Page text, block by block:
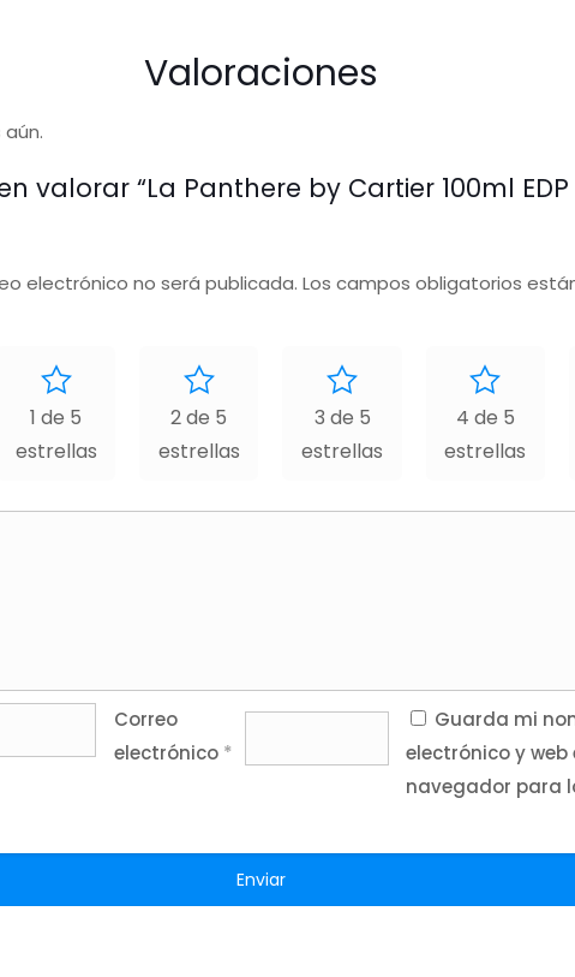
Valoraciones
valorar “La Panthere by Cartier 100ml EDP
electrónico no será publicada. Los campos obligatorios
1 de 5
estrellas
2 de 5
estrellas
3 de 5
estrellas
4 de 5
estrellas
Correo
electrónico *
Guarda mi
electrónico y web
navegador para